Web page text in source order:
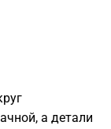
а детали